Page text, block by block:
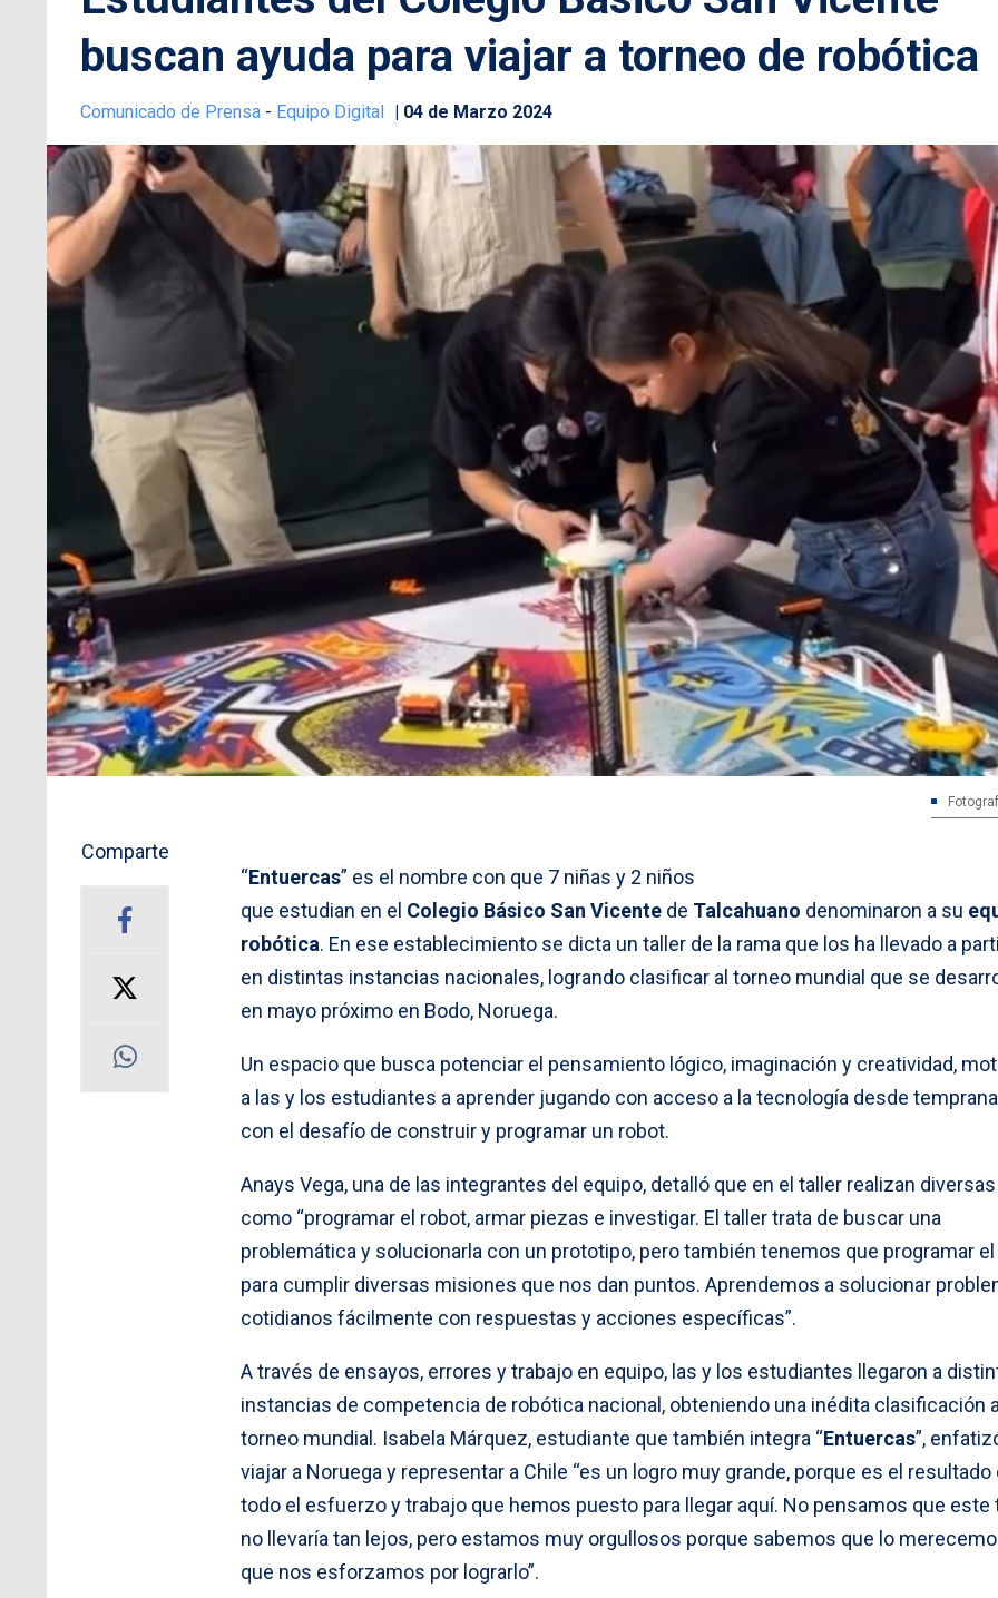
buscan ayuda para viajar a torneo de robótica
Comunicado de Prensa - Equipo Digital 04 de Marzo 2024
Comparte
“Entuercas” es el nombre con que 7 niñas y 2 niños
que estudian en el Colegio Básico San Vicente de Talcahuano denominaron a su
robótica. En ese establecimiento se dicta un taller de la rama que los ha llevado a
en distintas instancias nacionales, logrando clasificar al torneo mundial que se
en mayo próximo en Bodo, Noruega.
Un espacio que busca potenciar el pensamiento lógico, imaginación y creatividad,
a las y los estudiantes a aprender jugando con acceso a la tecnología desde
con el desafío de construir y programar un robot.
Anays Vega, una de las integrantes del equipo, detalló que en el taller realizan
como “programar el robot, armar piezas e investigar. El taller trata de buscar una
problemática y solucionarla con un prototipo, pero también tenemos que programar
para cumplir diversas misiones que nos dan puntos. Aprendemos a solucionar
cotidianos fácilmente con respuestas y acciones específicas”.
A través de ensayos, errores y trabajo en equipo, las y los estudiantes llegaron a
instancias de competencia de robótica nacional, obteniendo una inédita clasificación
torneo mundial. Isabela Márquez, estudiante que también integra “Entuercas”,
viajar a Noruega y representar a Chile “es un logro muy grande, porque es el resultado
todo el esfuerzo y trabajo que hemos puesto para llegar aquí. No pensamos que este
no llevaría tan lejos, pero estamos muy orgullosos porque sabemos que lo
que nos esforzamos por lograrlo”.